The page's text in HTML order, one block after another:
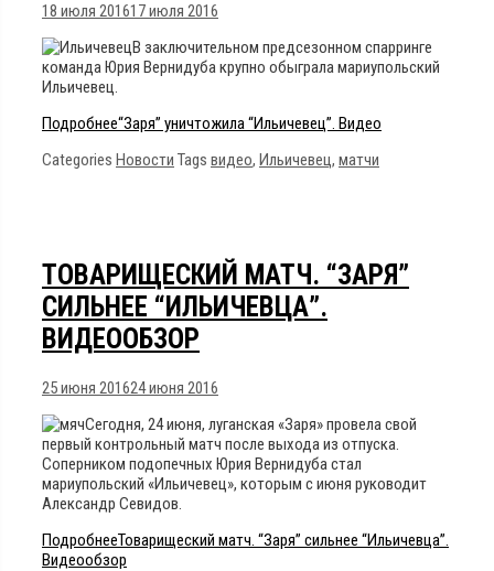
18 июля 201617 июля 2016
В заключительном предсезонном спарринге
команда Юрия Вернидуба крупно обыграла мариупольский
Ильичевец.
Подробнее“Заря” уничтожила “Ильичевец”. Видео
Categories Новости Tags видео, Ильичевец, матчи
ТОВАРИЩЕСКИЙ МАТЧ. “ЗАРЯ”
СИЛЬНЕЕ “ИЛЬИЧЕВЦА”.
ВИДЕООБЗОР
25 июня 201624 июня 2016
Сегодня, 24 июня, луганская «Заря» провела свой
первый контрольный матч после выхода из отпуска.
Соперником подопечных Юрия Вернидуба стал
мариупольский «Ильичевец», которым с июня руководит
Александр Севидов.
ПодробнееТоварищеский матч. “Заря” сильнее “Ильичевца”.
Видеообзор